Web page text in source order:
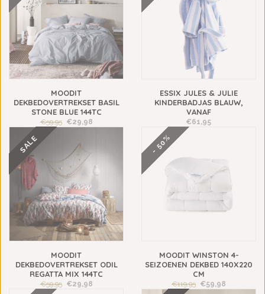
MOODIT
DEKBEDOVERTREKSET BASIL
STONE BLUE 144TC
€59,95 €29,98
ESSIX JULES & JULIE
KINDERBADJAS BLAUW,
VANAF
€61,95
SALE
MOODIT
DEKBEDOVERTREKSET ODIL
REGATTA MIX 144TC
€59,95 €29,98
- 50%
MOODIT WINSTON 4-
SEIZOENEN DEKBED 140X220
CM
€119,95 €59,98